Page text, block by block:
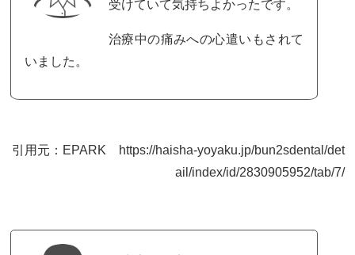
受けていて気持ちよかったです。
治療中の痛みへの心遣いもされて
いました。
引用元：EPARK https://haisha-yoyaku.jp/bun2sdental/det
ail/index/id/2830905952/tab/7/